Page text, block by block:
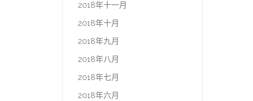
2018年十一月
2018年十月
2018年九月
2018年八月
2018年七月
2018年六月